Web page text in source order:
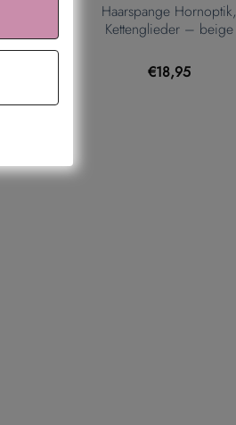
mit
Haarspange Hornoptik,
Kettenglieder – beige
€18,95